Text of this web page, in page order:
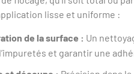
lisse et uniforme :
de la surface : Un
et garantir une